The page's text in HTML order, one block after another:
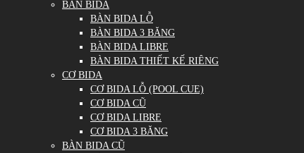
BÀN BIDA
BÀN BIDA LỖ
BÀN BIDA 3 BĂNG
BÀN BIDA LIBRE
BÀN BIDA THIẾT KẾ RIÊNG
CƠ BIDA
CƠ BIDA LỖ (POOL CUE)
CƠ BIDA CŨ
CƠ BIDA LIBRE
CƠ BIDA 3 BĂNG
BÀN BIDA CŨ